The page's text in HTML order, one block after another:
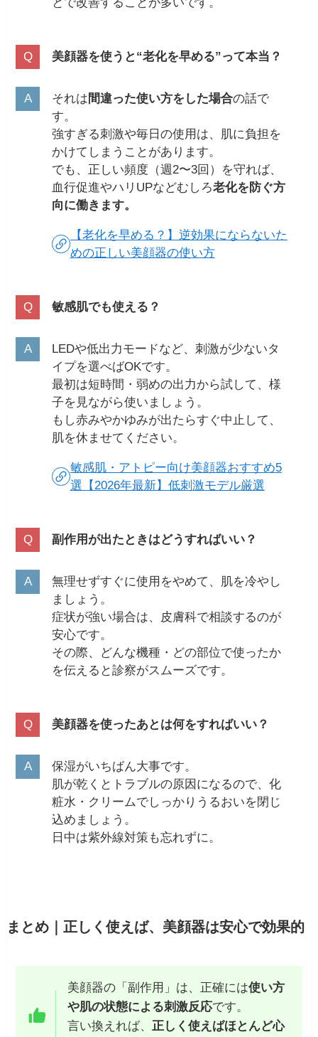
美顔器を使うと“老化を早める”って本当？
それは 間違った使い方をした場合の話で
す。
強すぎる刺激や毎日の使用は、肌に負担を
かけてしまうことがあります。
でも、正しい頻度（週2〜3回）を守れば、
血行促進やハリUPなどむしろ老化を防ぐ方
向に働きます。
【老化を早める？】逆効果にならないた
めの正しい美顔器の使い方
敏感肌でも使える？
LEDや低出力モードなど、刺激が少ないタ
イプを選べばOKです。
最初は短時間・弱めの出力から試して、様
子を見ながら使いましょう。
もし赤みやかゆみが出たらすぐ中止して、
肌を休ませてください。
敏感肌・アトピー向け美顔器おすすめ5
選【2026年最新】低刺激モデル厳選
副作用が出たときはどうすればいい？
無理せずすぐに使用をやめて、肌を冷やし
ましょう。
症状が強い場合は、皮膚科で相談するのが
安心です。
その際、どんな機種・どの部位で使ったか
を伝えると診察がスムーズです。
美顔器を使ったあとは何をすればいい？
保湿がいちばん大事です。
肌が乾くとトラブルの原因になるので、化
粧水・クリームでしっかりうるおいを閉じ
込めましょう。
日中は紫外線対策も忘れずに。
まとめ｜正しく使えば、美顔器は安心で効果的
美顔器の「副作用」は、正確には使い方
や肌の状態による刺激反応です。
言い換えれば、 正しく使えばほとんど心